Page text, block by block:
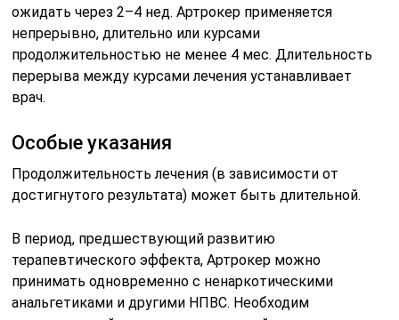
ожидать через 2–4 нед. Артрокер применяется
непрерывно, длительно или курсами
продолжительностью не менее 4 мес. Длительность
перерыва между курсами лечения устанавливает
врач.
Особые указания
Продолжительность лечения (в зависимости от
достигнутого результата) может быть длительной.
В период, предшествующий развитию
терапевтического эффекта, Артрокер можно
принимать одновременно с ненаркотическими
анальгетиками и другими НПВС. Необходим